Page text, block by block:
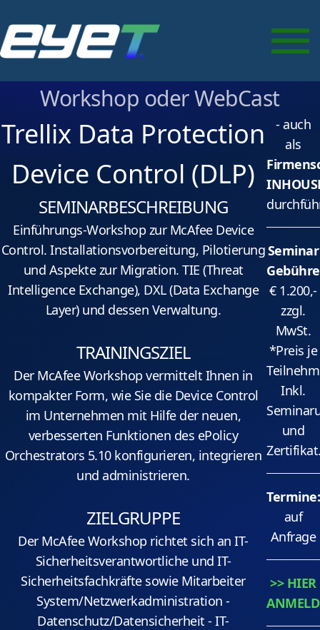
Control (DLP)
als Seminar vor Ort, Inhouse-
Workshop oder WebCast
Trellix Data Protection
Device Control (DLP)
SEMINARBESCHREIBUNG
Einführungs-Workshop zur McAfee Device
Control. Installationsvorbereitung, Pilotierung
und Aspekte zur Migration. TIE (Threat
Intelligence Exchange), DXL (Data Exchange
Layer) und dessen Verwaltung.
TRAININGSZIEL
Der McAfee Workshop vermittelt Ihnen in
kompakter Form, wie Sie die Device Control
im Unternehmen mit Hilfe der neuen,
verbesserten Funktionen des ePolicy
Orchestrators 5.10 konfigurieren, integrieren
und administrieren.
ZIELGRUPPE
Der McAfee Workshop richtet sich an IT-
Sicherheitsverantwortliche und IT-
Sicherheitsfachkräfte sowie Mitarbeiter
System/Netzwerkadministration -
Datenschutz/Datensicherheit - IT-
- auch
als
Seminar
€ 1.200,-
zzgl.
MwSt.
*Preis je
Inkl.
und
Termine:
auf
Anfrage
>> HIER